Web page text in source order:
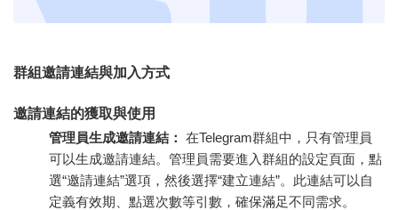
群組邀請連結與加入方式
邀請連結的獲取與使用
管理員生成邀請連結： 在Telegram群組中，只有管理員
可以生成邀請連結。管理員需要進入群組的設定頁面，點
選“邀請連結”選項，然後選擇“建立連結”。此連結可以自
定義有效期、點選次數等引數，確保滿足不同需求。